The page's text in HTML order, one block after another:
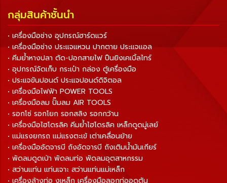
กลุ่มสินค้าชั้นนำ
• เครื่องมือช่าง อุปกรณ์ฮาร์ดแวร์
• เครื่องมือช่าง ประแจแหวน ปากตาย ประแจแอล
• คีมย้ำหางปลา ตัด-ปอกสายไฟ ปืนยิงเคเบิ้ลไทร์
• อุปกรณ์จัดเก็บ กระเป๋า กล่อง ตู้เครื่องมือ
• ประแจขันปอนด์ ประแจปอนด์ดิจิตอล
• เครื่องมือไฟฟ้า POWER TOOLS
• เครื่องมือลม ปั๊มลม AIR TOOLS
• รอกโซ่ รอกโยก รอกสลิง รอกกว้าน
• เครื่องมือไฮโดรลิค คีมย้ำไฮโดรลิค เหล็กดูดมู่เลย์
• แม่แรงยกรถ แม่แรงตะเข้ เต่าเคลื่อนย้าย
• เครื่องมืออัดจารบี ถังอัดจารบี ถังเติมน้ำมันเกียร์
• พัดลมดูดเป่า พัดลมท่อ พัดลมอุตสาหกรรม
• สว่านแท่น แท่นเจาะ สว่านแท่นแม่เหล็ก